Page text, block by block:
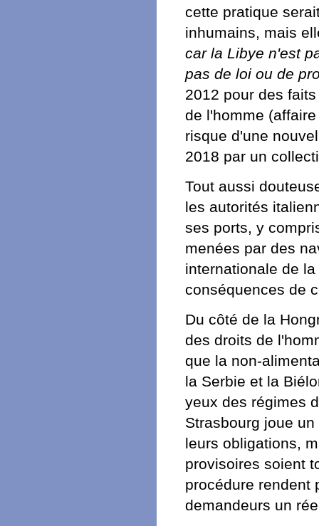
cette pratique
inhumains, mais
car la Libye n'est
pas de loi ou de
2012 pour des
de l'homme
risque d'une
2018 par un
Tout aussi
les autorités
ses ports, y
menées par des
internationale de
conséquences de
Du côté de la
des droits de
que la non-
la Serbie et la
yeux des régimes
Strasbourg joue
leurs obligations,
provisoires soient
procédure rendent
demandeurs un